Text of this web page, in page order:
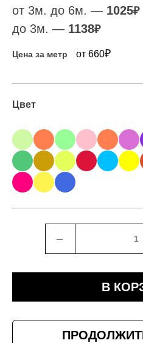
от 3м. до 6м. — 1025₽
до 3м. — 1138₽
Цена за метр от 660₽
Цвет
﹣
В